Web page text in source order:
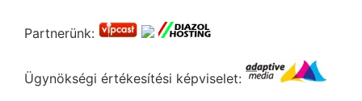
Partnerünk:
Ügynökségi értékesítési képviselet: